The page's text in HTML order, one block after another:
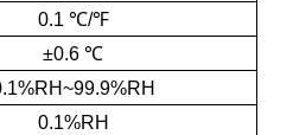
0.1 ℃/℉
±0.6 ℃
0.1%RH